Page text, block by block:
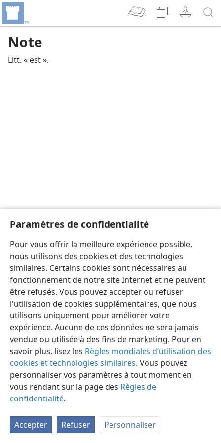
Paramètres de confidentialité
Pour vous offrir la meilleure expérience possible,
nous utilisons des cookies et des technologies
similaires. Certains cookies sont nécessaires au
fonctionnement de notre site Internet et ne peuvent
être refusés. Vous pouvez accepter ou refuser
l'utilisation de cookies supplémentaires, que nous
utilisons uniquement pour améliorer votre
expérience. Aucune de ces données ne sera jamais
vendue ou utilisée à des fins de marketing. Pour en
savoir plus, lisez les Règles mondiales d’utilisation des
cookies et technologies similaires. Vous pouvez
personnaliser vos paramètres à tout moment en
vous rendant sur la page des Règles de
confidentialité.
Accepter Refuser Personnaliser
Note
Litt. « est ».
Préférences
Copyright© 2026 Watch Tower Bible and Tract Society of Pennsylvania
Conditions d’utilisation
Règles de confidentialité
Paramètres de confidentialité
JW.ORG Se connecter